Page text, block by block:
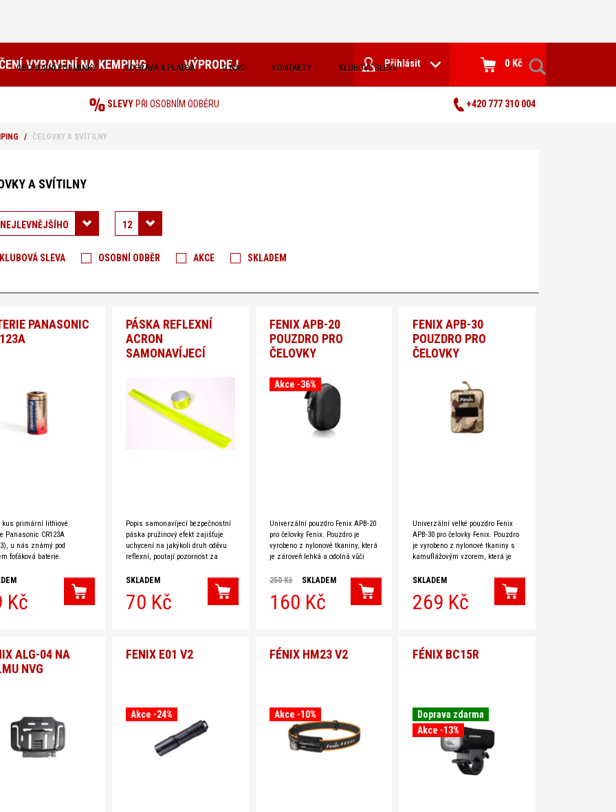
OBCHODNÍ PODMÍNKY DOPRAVA A PLATBA O NÁS KONTAKTY KLUBOVÉ SLEVY
VYBAVENÍ NA KEMPING VÝPRODEJ Přihlásit 0 Kč
SLEVYPŘI OSOBNÍM ODBĚRU +420 777 310 004
ČELOVKY A SVÍTILNY
A SVÍTILNY
12
KLUBOVÁ SLEVA OSOBNÍ ODBĚR AKCE SKLADEM
PANASONIC
kus primární lithiové
Panasonic CR123A
u nás známý pod
foťáková baterie.
na trhu, má extrémní
Kč
PÁSKA REFLEXNÍ
ACRON
SAMONAVÍJECÍ
Popis samonavíjecí bezpečnostní
páska pružinový efekt zajišťuje
uchycení na jakýkoli druh oděvu
reflexní, poutají pozornost za
velikost vhodné k použití na ruce,
nohy či k upevnění na vybavení
vynikající bezpečnostní doplněk
Rozměr 34
SKLADEM
70 Kč
FENIX APB-20
POUZDRO PRO
ČELOVKY
Akce -36%
Univerzální pouzdro Fenix APB-20
pro čelovky Fenix. Pouzdro je
vyrobeno z nylonové tkaniny, která
je zároveň lehká a odolná vůči
vnitřní kapsou pro náhradní
250 Kč SKLADEM
160 Kč
FENIX APB-30
POUZDRO PRO
ČELOVKY
Univerzální velké pouzdro Fenix
APB-30 pro čelovky Fenix. Pouzdro
je vyrobeno z nylonové tkaniny s
kamuflážovým vzorem, která je
opotřebení. Vnitřní prostor pouzdra
SKLADEM
269 Kč
ALG-04 NA
NVG
FENIX E01 V2
Akce -24%
FÉNIX HM23 V2
Akce -10%
FÉNIX BC15R
Doprava zdarma
Akce -13%